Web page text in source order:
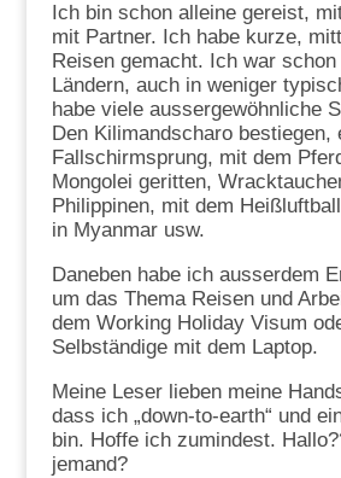
Ich bin schon alleine gereist,
mit Partner. Ich habe kurze,
Reisen gemacht. Ich war
Ländern, auch in weniger
habe viele aussergewöhnliche
Den Kilimandscharo bestiegen,
Fallschirmsprung, mit dem
Mongolei geritten,
Philippinen, mit dem
in Myanmar usw.
Daneben habe ich ausserdem
um das Thema Reisen und
dem Working Holiday Visum
Selbständige mit dem Laptop.
Meine Leser lieben meine
dass ich „down-to-earth“ und
bin. Hoffe ich zumindest.
jemand?